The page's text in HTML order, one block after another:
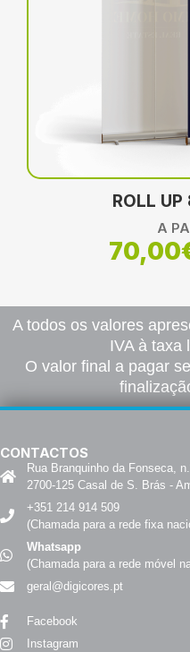
ROLL
A
A todos os valores
IVA à taxa
O valor final a pagar
CONTACTOS
Rua Branquinho da Fonseca,
2700-125 Casal de S. Brás -
+351 214 914 509
(Chamada para a rede fixa
Whatsapp
(Chamada para a rede móvel
geral@digicores.pt
Facebook
Instagram